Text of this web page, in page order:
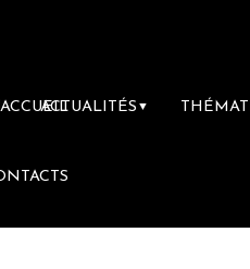
ACTUALITÉS ▼